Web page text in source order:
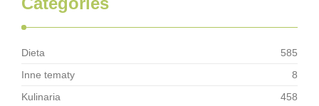
Dieta
585
Inne tematy
8
Kulinaria
458